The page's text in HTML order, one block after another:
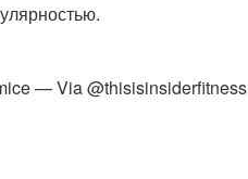
— Via @thisisinsiderfitness